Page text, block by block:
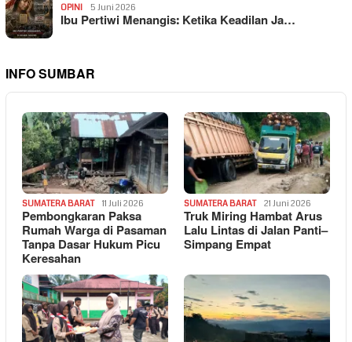
OPINI 5 Juni 2026
Ibu Pertiwi Menangis: Ketika Keadilan Ja…
INFO SUMBAR
SUMATERA BARAT 11 Juli 2026
Pembongkaran Paksa
Rumah Warga di Pasaman
Tanpa Dasar Hukum Picu
Keresahan
SUMATERA BARAT 21 Juni 2026
Truk Miring Hambat Arus
Lalu Lintas di Jalan Panti–
Simpang Empat